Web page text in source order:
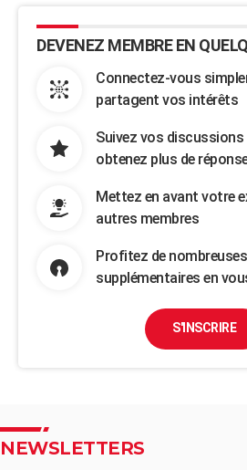
DEVENEZ MEMBRE EN
Connectez-vous
partagent vos intérêts
Suivez vos
obtenez plus de
Mettez en avant votre
autres membres
Profitez de
supplémentaires en
S'INSCRIRE
NEWSLETTERS